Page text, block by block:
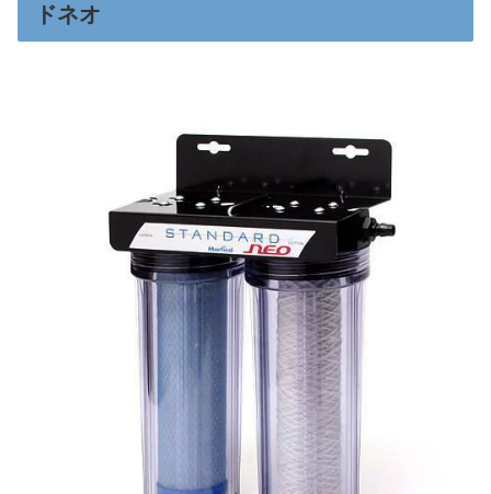
ドネオ